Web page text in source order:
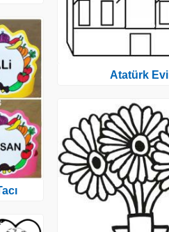
Atatürk Evi